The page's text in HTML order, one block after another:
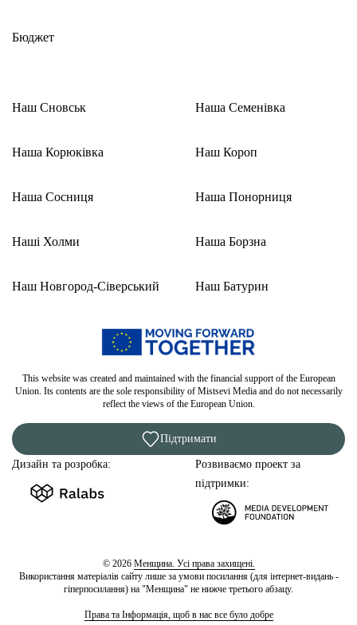
Бюджет
Наш Сновськ
Наша Корюківка
Наша Сосниця
Наші Холми
Наш Новгород-Сіверський
Наша Семенівка
Наш Короп
Наша Понорниця
Наша Борзна
Наш Батурин
This website was created and maintained with the financial support of the European
Union. Its contents are the sole responsibility of Mistsevi Media and do not necessarily
reflect the views of the European Union.
Підтримати
Дизайн та розробка:
Розвиваємо проект за
підтримки:
© 2026 Менщина. Усі права захищені.
Використання матеріалів сайту лише за умови посилання (для інтернет-видань -
гіперпосилання) на "Менщина" не нижче третього абзацу.
Права та Інформація, щоб в нас все було добре